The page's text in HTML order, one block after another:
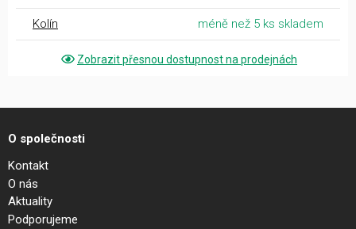
Kolín méně než 5 ks skladem
Zobrazit přesnou dostupnost na prodejnách
O společnosti
Kontakt
O nás
Aktuality
Podporujeme